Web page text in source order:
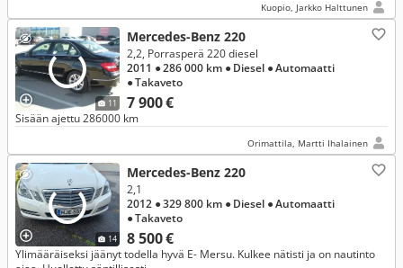
Kuopio, Jarkko Halttunen
11
Mercedes-Benz 220
7 900 €
2,2, Porrasperä 220 diesel
2011 ● 286 000 km ● Diesel ● Automaatti
● Takaveto
Sisään ajettu 286000 km
Orimattila, Martti Ihalainen
14
Mercedes-Benz 220
8 500 €
2,1
2012 ● 329 800 km ● Diesel ● Automaatti
● Takaveto
Ylimääräiseksi jäänyt todella hyvä E- Mersu. Kulkee nätisti ja on nautinto